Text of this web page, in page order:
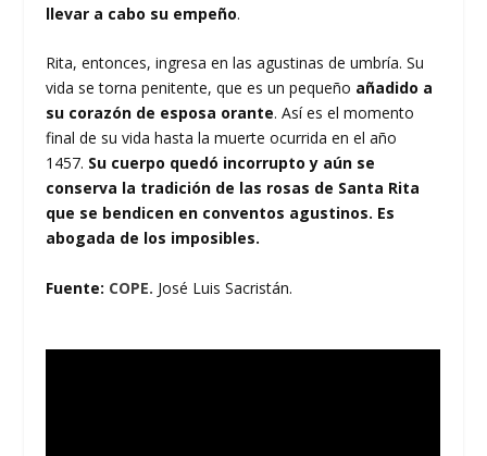
llevar a cabo su empeño.
Rita, entonces, ingresa en las agustinas de umbría. Su
vida se torna penitente, que es un pequeño añadido a
su corazón de esposa orante. Así es el momento
final de su vida hasta la muerte ocurrida en el año
1457. Su cuerpo quedó incorrupto y aún se
conserva la tradición de las rosas de Santa Rita
que se bendicen en conventos agustinos. Es
abogada de los imposibles.
Fuente: COPE. José Luis Sacristán.